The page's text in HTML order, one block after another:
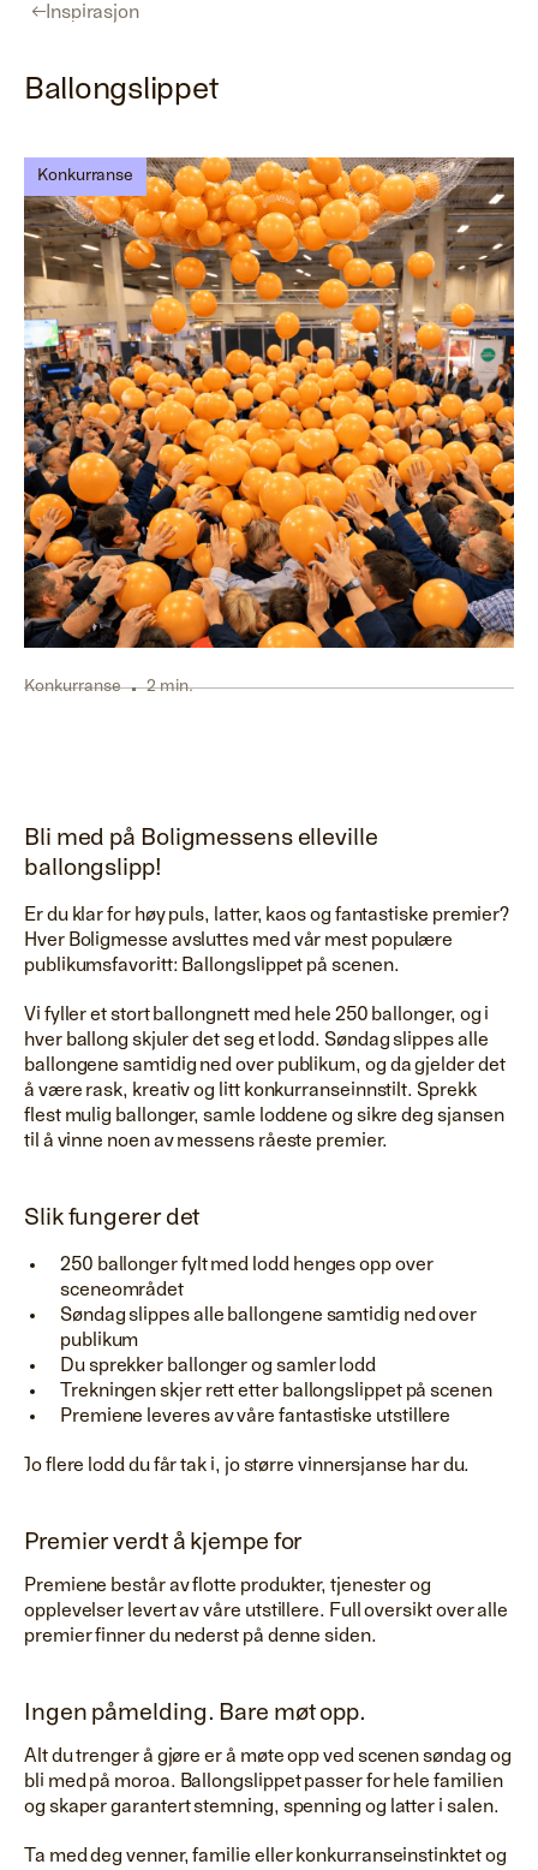
←Inspirasjon
Ballongslippet
Konkurranse
Konkurranse 2 min.
Bli med på Boligmessens elleville
ballongslipp!
Er du klar for høy puls, latter, kaos og fantastiske premier?
Hver Boligmesse avsluttes med vår mest populære
publikumsfavoritt: Ballongslippet på scenen.
Vi fyller et stort ballongnett med hele 250 ballonger, og i
hver ballong skjuler det seg et lodd. Søndag slippes alle
ballongene samtidig ned over publikum, og da gjelder det
å være rask, kreativ og litt konkurranseinnstilt. Sprekk
flest mulig ballonger, samle loddene og sikre deg sjansen
til å vinne noen av messens råeste premier.
Slik fungerer det
250 ballonger fylt med lodd henges opp over
sceneområdet
Søndag slippes alle ballongene samtidig ned over
publikum
Du sprekker ballonger og samler lodd
Trekningen skjer rett etter ballongslippet på scenen
Premiene leveres av våre fantastiske utstillere
Jo flere lodd du får tak i, jo større vinnersjanse har du.
Premier verdt å kjempe for
Premiene består av flotte produkter, tjenester og
opplevelser levert av våre utstillere. Full oversikt over alle
premier finner du nederst på denne siden.
Ingen påmelding. Bare møt opp.
Alt du trenger å gjøre er å møte opp ved scenen søndag og
bli med på moroa. Ballongslippet passer for hele familien
og skaper garantert stemning, spenning og latter i salen.
Ta med deg venner, familie eller konkurranseinstinktet og